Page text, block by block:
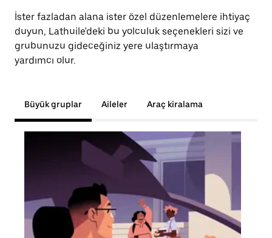
İster fazladan alana ister özel düzenlemelere ihtiyaç
duyun, Lathuile'deki bu yolculuk seçenekleri sizi ve
grubunuzu gideceğiniz yere ulaştırmaya
yardımcı olur.
Büyük gruplar Aileler Araç kiralama